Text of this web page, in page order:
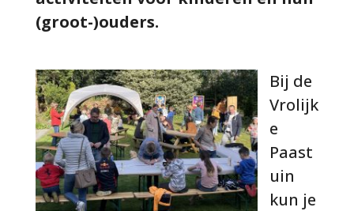
(groot-)ouders.
Bij de
Vrolijk
e
Paast
uin
kun je